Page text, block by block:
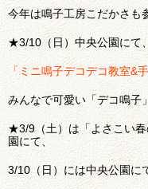
今年は鳴子工房こだかさも
★3/10（日）中央公園にて
「ミニ鳴子デコデコ教室&
みんなで可愛い「デコ鳴子
★3/9（土）は「よさこい
園にて、
3/10（日）には中央公園に